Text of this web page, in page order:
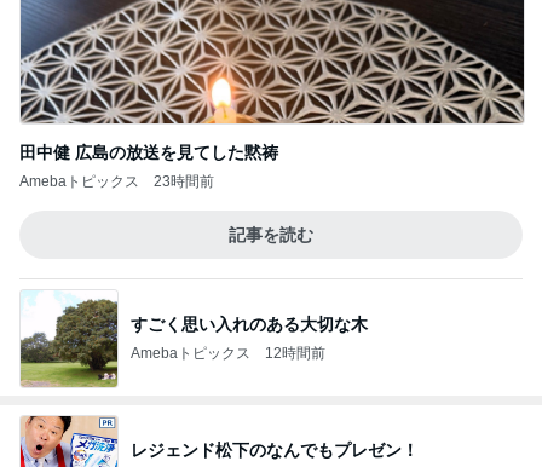
田中健 広島の放送を見てした黙祷
Amebaトピックス 23時間前
記事を読む
すごく思い入れのある大切な木
Amebaトピックス 12時間前
レジェンド松下のなんでもプレゼン！